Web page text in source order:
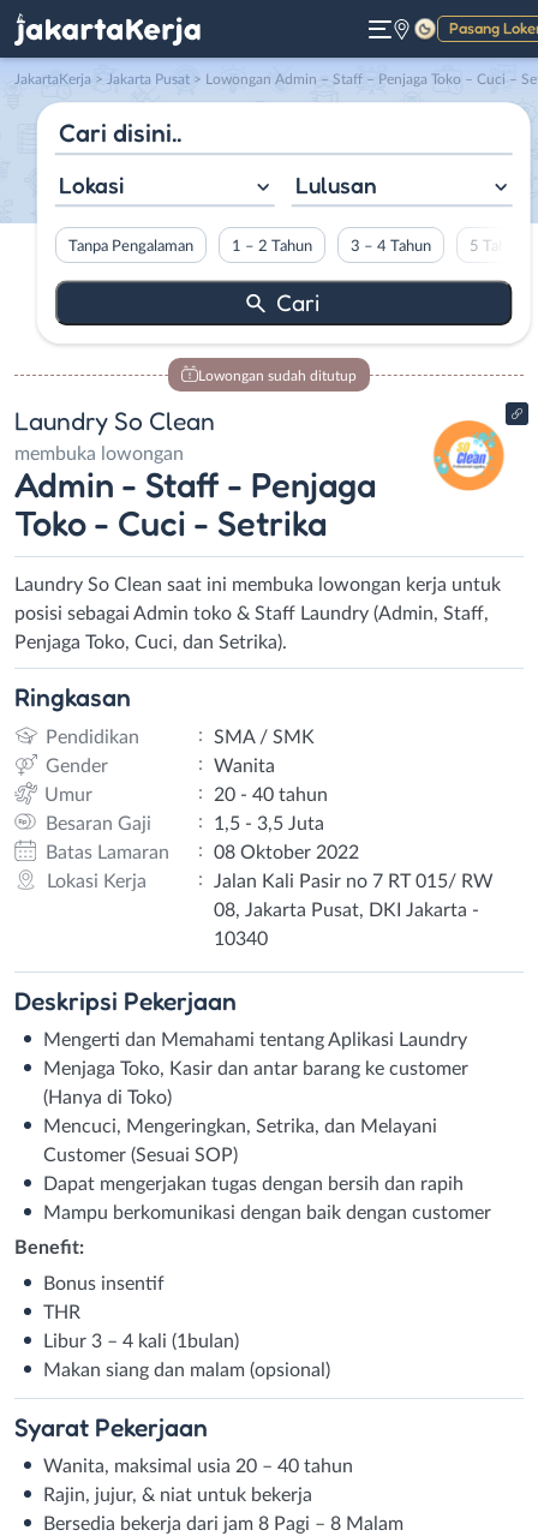
Pasang
Gelap
JakartaKerja > Jakarta Pusat > Lowongan Admin – Staff – Penjaga Toko – Cuci – Setrika di Laundry So
Lokasi Lulusan
Tanpa Pengalaman 1 – 2 Tahun 3 – 4 Tahun 5 Tahun
Lowongan sudah ditutup
Laundry So Clean
membuka lowongan
Admin - Staff - Penjaga
Toko - Cuci - Setrika
Laundry So Clean saat ini membuka lowongan kerja untuk
posisi sebagai Admin toko & Staff Laundry (Admin, Staff,
Penjaga Toko, Cuci, dan Setrika).
Ringkasan
Pendidikan :
SMA / SMK
Gender
:
Wanita
Umur
:
20 - 40 tahun
Besaran Gaji
:
1,5 - 3,5 Juta
Batas Lamaran
:
08 Oktober 2022
Lokasi Kerja
:
Jalan Kali Pasir no 7 RT 015/ RW
08, Jakarta Pusat, DKI Jakarta -
10340
Deskripsi Pekerjaan
Mengerti dan Memahami tentang Aplikasi Laundry
Menjaga Toko, Kasir dan antar barang ke customer
(Hanya di Toko)
Mencuci, Mengeringkan, Setrika, dan Melayani
Customer (Sesuai SOP)
Dapat mengerjakan tugas dengan bersih dan rapih
Mampu berkomunikasi dengan baik dengan customer
Benefit:
Bonus insentif
THR
Libur 3 – 4 kali (1bulan)
Makan siang dan malam (opsional)
Syarat Pekerjaan
Wanita, maksimal usia 20 – 40 tahun
Rajin, jujur, & niat untuk bekerja
Bersedia bekerja dari jam 8 Pagi – 8 Malam